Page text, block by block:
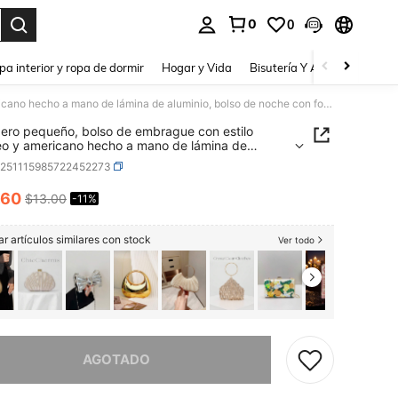
0 0
interior y ropa de dormir Hogar y Vida Bisutería Y Accesorios
Monedero pequeño, bolso de embrague con estilo europeo y americano hecho a mano de lámina de aluminio, bolso de noche con forma de botella para mujer
pequeño, bolso de embrague con estilo
y americano hecho a mano de lámina de
bolso de noche con forma de botella para
AND AVAILABILITY
$13.00 -11%
artículos similares con stock Ver todo
AGOTADO
este producto está agotado.